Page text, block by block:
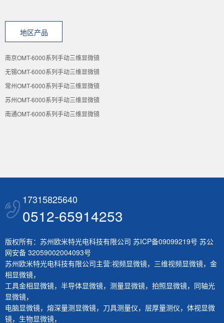
地区产品
南京OMT-6000系列手动三维显微镜
无锡OMT-6000系列手动三维显微镜
常州OMT-6000系列手动三维显微镜
苏州OMT-6000系列手动三维显微镜
南通OMT-6000系列手动三维显微镜
17315825640
0512-65914253
版权所有：苏州欧米特光电科技有限公司 苏ICP备09099219号 苏公
网安备 32059002004093号
苏州欧米特光电科技有限公司主营:视频显微镜， 三维视频显微镜， 金
相显微镜，
工具金相显微镜， 半导体显微镜， 测量显微镜， 拍照显微镜， 同轴光
显微镜，
电脑显微镜， 熔深量测显微镜， 刀具测量仪， 层厚量测仪， 体视显微
镜， 生物显微镜，